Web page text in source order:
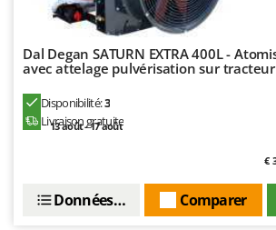
New O.M.R.A.
Ninja
Novatec
Novital
Dal Degan SATURN EXTRA 400L -
avec attelage pulvérisation sur tracteur
Disponibilité:3
Livraison gratuite
13 août - 17 août
€
Comparer
Données techniques